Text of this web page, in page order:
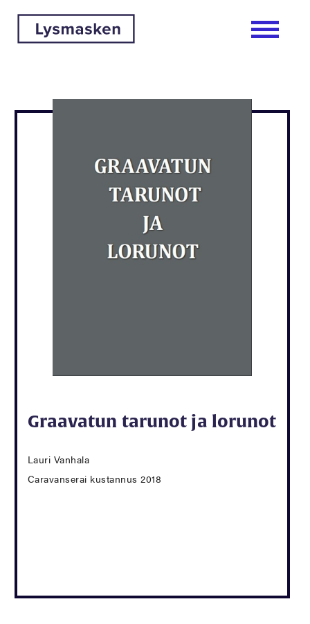
Graavatun tarunot ja lorunot
Lauri Vanhala
Caravanserai kustannus 2018